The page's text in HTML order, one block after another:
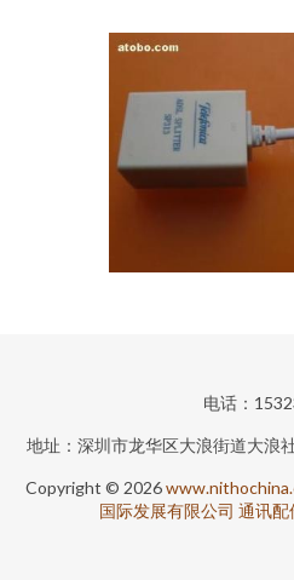
电话：
地址：深圳市龙华区大浪街道大浪
Copyright © 2026
国际发展有限公司 通讯配